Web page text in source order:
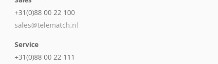
+31(0)88 00 22 100
sales@telematch.nl
Service
+31(0)88 00 22 111